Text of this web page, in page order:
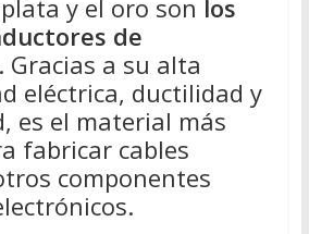
y el oro son los
de
. Gracias a su alta
eléctrica, ductilidad y
es el material más
fabricar cables
componentes